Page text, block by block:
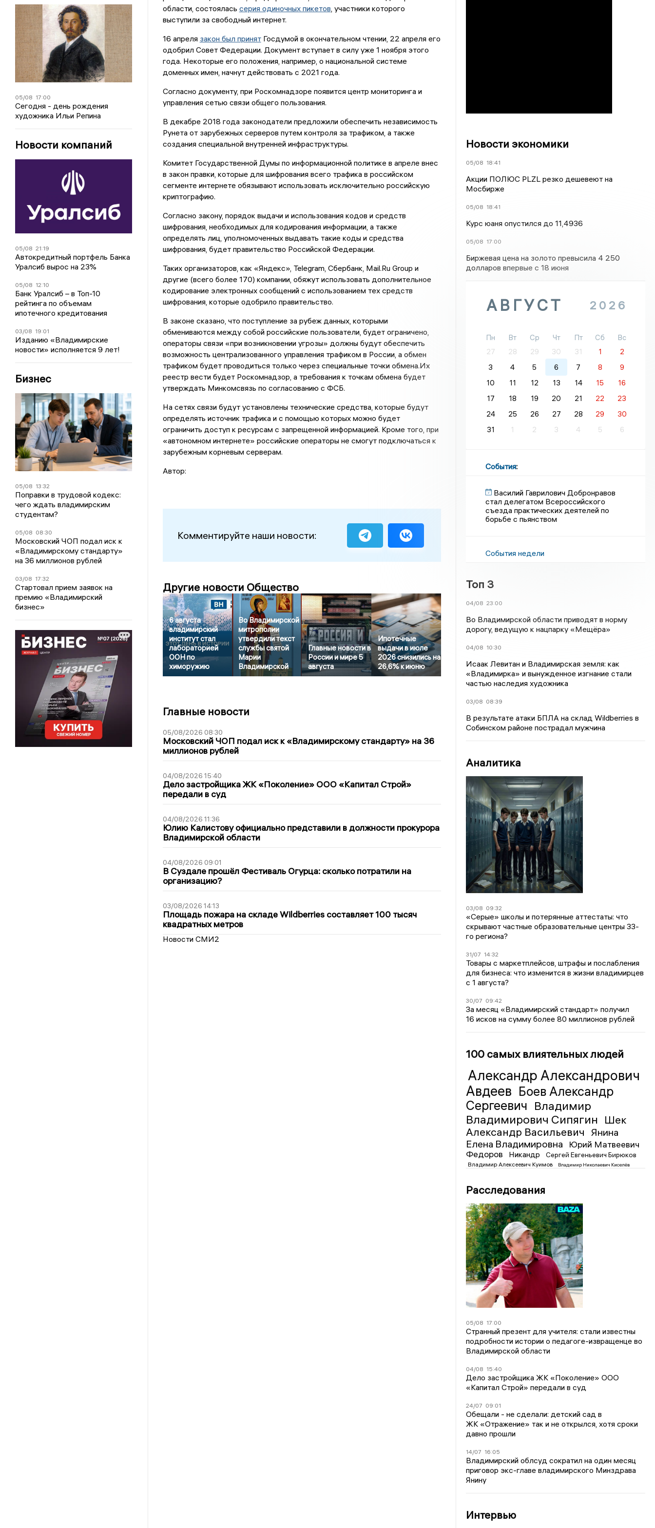
05/08 17:00
Сегодня - день рождения
художника Ильи Репина
Новости компаний
05/08 21:19
Автокредитный портфель Банка
Уралсиб вырос на 23%
05/08 12:10
Банк Уралсиб – в Топ-10
рейтинга по объемам
ипотечного кредитования
03/08 19:01
Изданию «Владимирские
новости» исполняется 9 лет!
Бизнес
05/08 13:32
Поправки в трудовой кодекс:
чего ждать владимирским
студентам?
05/08 08:30
Московский ЧОП подал иск к
«Владимирскому стандарту»
на 36 миллионов рублей
03/08 17:32
Стартовал прием заявок на
премию «Владимирский
бизнес»
области, состоялась серия одиночных пикетов, участники которого
выступили за свободный интернет.
16 апреля закон был принятГосдумой в окончательном чтении, 22 апреля его
одобрил Совет Федерации. Документ вступает в силу уже 1 ноября этого
года. Некоторые его положения, например, о национальной системе
доменных имен, начнут действовать с 2021 года.
Согласно документу, при Роскомнадзоре появится центр мониторинга и
управления сетью связи общего пользования.
В декабре 2018 года законодатели предложили обеспечить независимость
Рунета от зарубежных серверов путем контроля за трафиком, а также
создания специальной внутренней инфраструктуры.
Комитет Государственной Думы по информационной политике в апреле внес
в закон правки, которые для шифрования всего трафика в российском
сегменте интернете обязывают использовать исключительно российскую
криптографию.
Согласно закону, порядок выдачи и использования кодов и средств
шифрования, необходимых для кодирования информации, а также
определять лиц, уполномоченных выдавать такие коды и средства
шифрования, будет правительство Российской Федерации.
Таких организаторов, как «Яндекс», Telegram, Сбербанк, Mail.Ru Group и
другие (всего более 170) компании, обяжут использовать дополнительное
кодирование электронных сообщений с использованием тех средств
шифрования, которые одобрило правительство.
В законе сказано, что поступление за рубеж данных, которыми
обмениваются между собой российские пользователи, будет ограничено,
операторы связи «при возникновении угрозы» должны будут обеспечить
возможность централизованного управления трафиком в России, а обмен
трафиком будет проводиться только через специальные точки обмена.Их
реестр вести будет Роскомнадзор, а требования к точкам обмена будет
утверждать Минкомсвязь по согласованию с ФСБ.
На сетях связи будут установлены технические средства, которые будут
определять источник трафика и с помощью которых можно будет
ограничить доступ к ресурсам с запрещенной информацией. Кроме того, при
«автономном интернете» российские операторы не смогут подключаться к
зарубежным корневым серверам.
Автор:
Комментируйте наши новости:
Другие новости Общество
6 августа
владимирский
институт стал
лабораторией
ООН по
химоружию
Во Владимирской
митрополии
утвердили текст
службы святой
Марии
Владимирской
Главные новости в
России и мире 5
августа
Ипотечные
выдачи в июле
2026 снизились на
26,6% к июню
Главные новости
05/08/2026 08:30
Московский ЧОП подал иск к «Владимирскому стандарту» на 36
миллионов рублей
04/08/2026 15:40
Дело застройщика ЖК «Поколение» ООО «Капитал Строй»
передали в суд
04/08/2026 11:36
Юлию Калистову официально представили в должности прокурора
Владимирской области
04/08/2026 09:01
В Суздале прошёл Фестиваль Огурца: сколько потратили на
организацию?
03/08/2026 14:13
Площадь пожара на складе Wildberries составляет 100 тысяч
квадратных метров
Новости СМИ2
Новости экономики
05/08 18:41
Акции ПОЛЮС PLZL резко дешевеют на
Мосбирже
05/08 18:41
Курс юаня опустился до 11,4936
05/08 17:00
Биржевая цена на золото превысила 4 250
долларов впервые с 18 июня
АВГУСТ 2026
Пн Вт Ср Чт Пт Сб
Вс
27
28 29 30 31 1
2
3
4 5 6 7 8
9
10
11 12 13 14 15
16
17
18 19 20 21 22
23
24
25 26 27 28 29
30
31
1 2 3 4 5 6
События:
Василий Гаврилович Добронравов
стал делегатом Всероссийского
съезда практических деятелей по
борьбе с пьянством
События недели
Топ 3
04/08 23:00
Во Владимирской области приводят в норму
дорогу, ведущую к нацпарку «Мещёра»
04/08 10:30
Исаак Левитан и Владимирская земля: как
«Владимирка» и вынужденное изгнание стали
частью наследия художника
03/08 08:39
В результате атаки БПЛА на склад Wildberries в
Собинском районе пострадал мужчина
Аналитика
03/08 09:32
«Серые» школы и потерянные аттестаты: что
скрывают частные образовательные центры 33-
го региона?
31/07 14:32
Товары с маркетплейсов, штрафы и послабления
для бизнеса: что изменится в жизни владимирцев
с 1 августа?
30/07 09:42
За месяц «Владимирский стандарт» получил
16 исков на сумму более 80 миллионов рублей
100 самых влиятельных людей
Александр Александрович
Авдеев Боев Александр
Сергеевич Владимир
Владимирович Сипягин Шек
Александр Васильевич
Янина
Елена Владимировна
Юрий Матвеевич
Федоров
Никандр Сергей Евгеньевич Бирюков
Владимир Алексеевич Куимов Владимир Николаевич Киселёв
Расследования
05/08 17:00
Странный презент для учителя: стали известны
подробности истории о педагоге-извращенце во
Владимирской области
04/08 15:40
Дело застройщика ЖК «Поколение» ООО
«Капитал Строй» передали в суд
24/07 09:01
Обещали - не сделали: детский сад в
ЖК «Отражение» так и не открылся, хотя сроки
давно прошли
14/07 16:05
Владимирский облсуд сократил на один месяц
приговор экс-главе владимирского Минздрава
Янину
Интервью